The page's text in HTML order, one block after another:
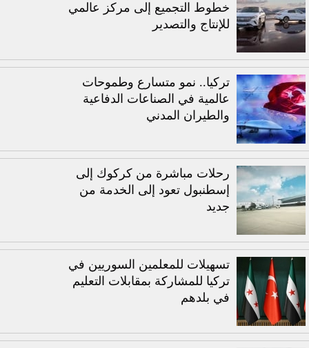
خطوط التجميع إلى مركز عالمي
للإنتاج والتصدير
تركيا.. نمو متسارع وطموحات
عالمية في الصناعات الدفاعية
والطيران المدني
رحلات مباشرة من كركوك إلى
إسطنبول تعود إلى الخدمة من
جديد
تسهيلات للمعلمين السوريين في
تركيا للمشاركة بمقابلات التعليم
في بلدهم